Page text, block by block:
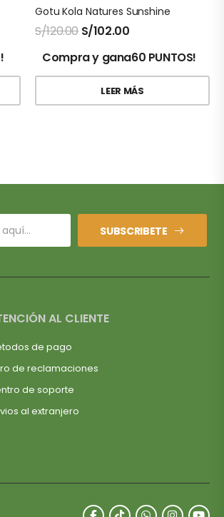
Gotu Kola Natures Sunshine
S/120.00 S/102.00
Compra y gana60 PUNTOS!
LEER MÁS
SUBSCRIBETE
AL CLIENTE
de pago
de reclamaciones
de soporte
al extranjero